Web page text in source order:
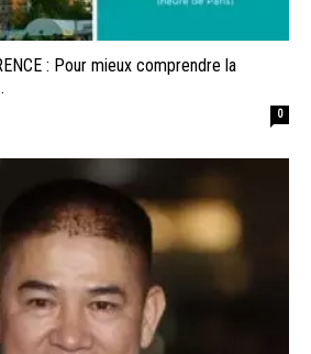
: Pour mieux comprendre la
0